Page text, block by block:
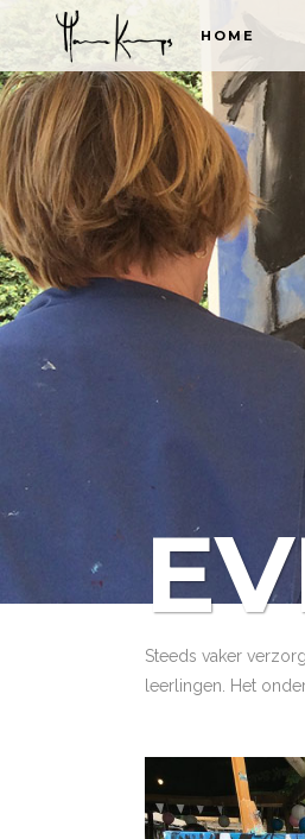
HOME
Steeds vaker
leerlingen. Het